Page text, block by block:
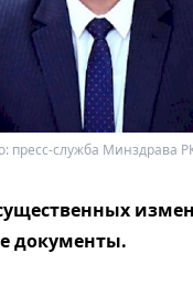
пресс-служба Минздрава
документы.